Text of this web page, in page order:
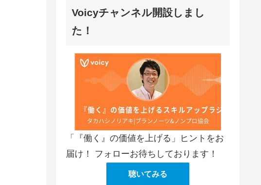
Voicyチャンネル開設しまし
た！
「『働く』の価値を上げる」ヒントをお
届け！ フォローお待ちしております！
聴いてみる